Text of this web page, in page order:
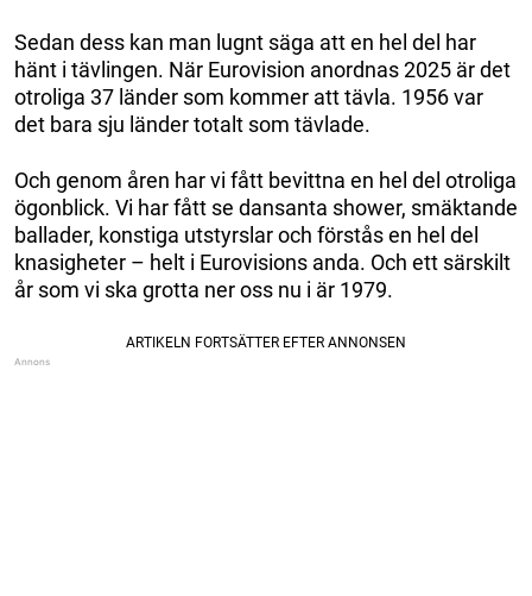
Sedan dess kan man lugnt säga att en hel del har
hänt i tävlingen. När Eurovision anordnas 2025 är det
otroliga 37 länder som kommer att tävla. 1956 var
det bara sju länder totalt som tävlade.
Och genom åren har vi fått bevittna en hel del otroliga
ögonblick. Vi har fått se dansanta shower, smäktande
ballader, konstiga utstyrslar och förstås en hel del
knasigheter – helt i Eurovisions anda. Och ett särskilt
år som vi ska grotta ner oss nu i är 1979.